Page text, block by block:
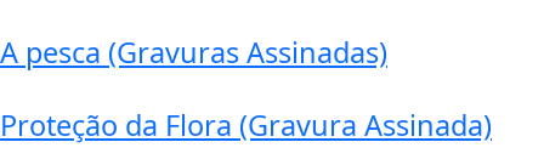
A pesca (Gravuras Assinadas)
Proteção da Flora (Gravura Assinada)